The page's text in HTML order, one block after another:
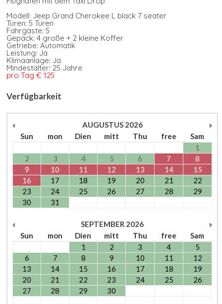
Modell: Jeep Grand Cherokee L black 7 seater
Türen: 5 Türen
Fahrgäste: 5
Gepäck: 4 große + 2 kleine Koffer
Getriebe: Automatik
Leistung: Ja
Klimaanlage: Ja
Mindestalter: 25 Jahre
pro Tag € 125
Verfügbarkeit
AUGUSTUS 2026
Sun
mon Dien mitt Thu free
Sam
1
2
3 4 5 6 7
8
9
10 11 12 13 14
15
16
17 18 19 20 21
22
23
24 25 26 27 28
29
30
31
SEPTEMBER 2026
Sun
mon Dien mitt Thu free
Sam
1
2 3 4
5
6
7 8 9 10 11
12
13
14 15 16 17 18
19
20
21 22 23 24 25
26
27
28 29 30